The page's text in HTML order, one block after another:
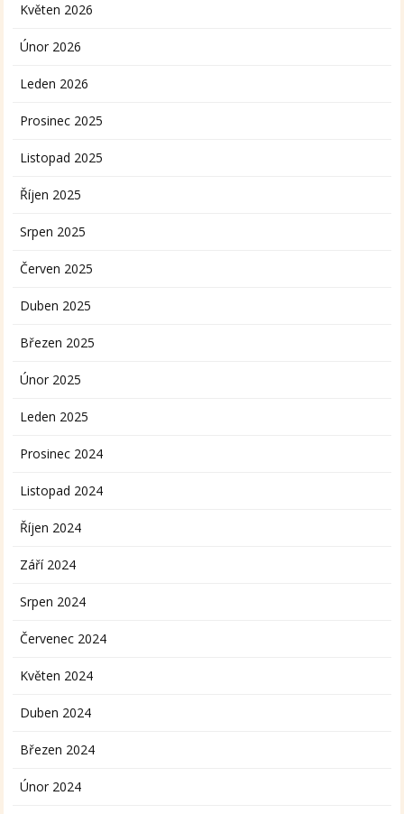
Květen 2026
Únor 2026
Leden 2026
Prosinec 2025
Listopad 2025
Říjen 2025
Srpen 2025
Červen 2025
Duben 2025
Březen 2025
Únor 2025
Leden 2025
Prosinec 2024
Listopad 2024
Říjen 2024
Září 2024
Srpen 2024
Červenec 2024
Květen 2024
Duben 2024
Březen 2024
Únor 2024